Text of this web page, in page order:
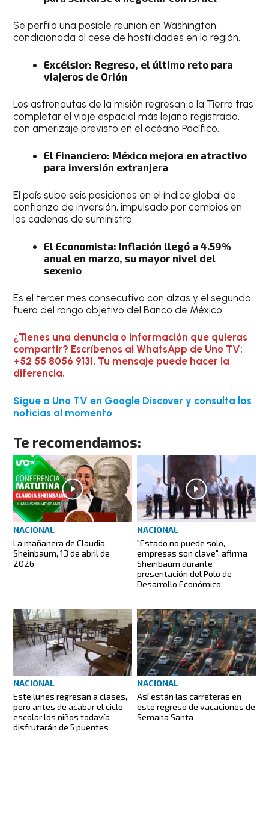
Se perfila una posible reunión en Washington,
condicionada al cese de hostilidades en la región.
Excélsior: Regreso, el último reto para
viajeros de Orión
Los astronautas de la misión regresan a la Tierra tras
completar el viaje espacial más lejano registrado,
con amerizaje previsto en el océano Pacífico.
El Financiero: México mejora en atractivo
para inversión extranjera
El país sube seis posiciones en el índice global de
confianza de inversión, impulsado por cambios en
las cadenas de suministro.
El Economista: Inflación llegó a 4.59%
anual en marzo, su mayor nivel del
sexenio
Es el tercer mes consecutivo con alzas y el segundo
fuera del rango objetivo del Banco de México.
¿Tienes una denuncia o información que quieras
compartir? Escríbenos al WhatsApp de Uno TV:
+52 55 8056 9131. Tu mensaje puede hacer la
diferencia.
Sigue a Uno TV en Google Discover y consulta las
noticias al momento
Te recomendamos:
NACIONAL
La mañanera de Claudia
Sheinbaum, 13 de abril de
2026
NACIONAL
"Estado no puede solo,
empresas son clave", afirma
Sheinbaum durante
presentación del Polo de
Desarrollo Económico
NACIONAL
Este lunes regresan a clases,
pero antes de acabar el ciclo
escolar los niños todavía
disfrutarán de 5 puentes
NACIONAL
Así están las carreteras en
este regreso de vacaciones de
Semana Santa